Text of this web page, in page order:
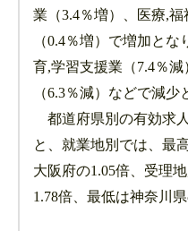
業（3.4％増）、医療,
（0.4％増）で増加と
育,学習支援業（7.4％
（6.3％減）などで減少
都道府県別の有効求
と、就業地別では、最
大阪府の1.05倍、受理
1.78倍、最低は神奈川